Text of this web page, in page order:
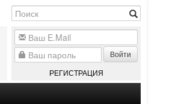
Войти
РЕГИСТРАЦИЯ